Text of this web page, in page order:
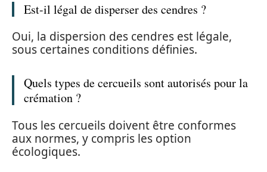
Est-il légal de disperser des cendres ?
Oui, la dispersion des cendres est légale,
sous certaines conditions définies.
Quels types de cercueils sont autorisés pour la
crémation ?
Tous les cercueils doivent être conformes
aux normes, y compris les option
écologiques.